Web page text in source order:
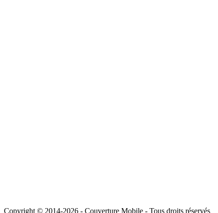
Copyright © 2014-2026 - Couverture Mobile - Tous droits réservés